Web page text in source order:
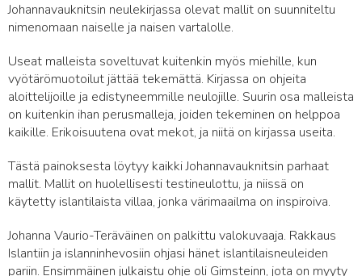
Johannavauknitsin neulekirjassa olevat mallit on suunniteltu
nimenomaan naiselle ja naisen vartalolle.
Useat malleista soveltuvat kuitenkin myös miehille, kun
vyötärömuotoilut jättää tekemättä. Kirjassa on ohjeita
aloittelijoille ja edistyneemmille neulojille. Suurin osa malleista
on kuitenkin ihan perusmalleja, joiden tekeminen on helppoa
kaikille. Erikoisuutena ovat mekot, ja niitä on kirjassa useita.
Tästä painoksesta löytyy kaikki Johannavauknitsin parhaat
mallit. Mallit on huolellisesti testineulottu, ja niissä on
käytetty islantilaista villaa, jonka värimaailma on inspiroiva.
Johanna Vaurio-Teräväinen on palkittu valokuvaaja. Rakkaus
Islantiin ja islanninhevosiin ohjasi hänet islantilaisneuleiden
pariin. Ensimmäinen julkaistu ohje oli Gimsteinn, jota on myyty